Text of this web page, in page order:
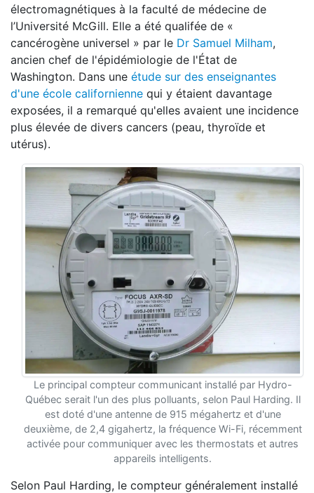
électromagnétiques à la faculté de médecine de
l’Université McGill. Elle a été qualifée de «
cancérogène universel » par le Dr Samuel Milham,
ancien chef de l'épidémiologie de l'État de
Washington. Dans une étude sur des enseignantes
d'une école californienne qui y étaient davantage
exposées, il a remarqué qu'elles avaient une incidence
plus élevée de divers cancers (peau, thyroïde et
utérus).
Le principal compteur communicant installé par Hydro-
Québec serait l'un des plus polluants, selon Paul Harding. Il
est doté d'une antenne de 915 mégahertz et d'une
deuxième, de 2,4 gigahertz, la fréquence Wi-Fi, récemment
activée pour communiquer avec les thermostats et autres
appareils intelligents.
Selon Paul Harding, le compteur généralement installé